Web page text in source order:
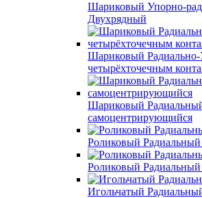
Шариковый Упорно-
Двухрядный
Шариковый
четырёхточечным
Шариковый
самоцентрирующийся
Роликовый
Роликовый
Игольчатый